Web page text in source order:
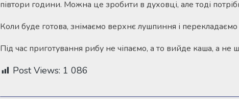
півтори години. Можна це зробити в духовці, але тоді
Коли буде готова, знімаємо верхнє лушпиння і
Під час приготування рибу не чіпаємо, а то вийде каша, а не
Post Views: 1 086